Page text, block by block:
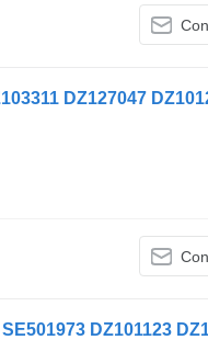
DZ127047
DZ101123